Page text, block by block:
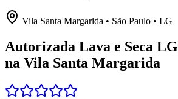
Vila Santa Margarida • São Paulo • LG
Autorizada Lava e Seca LG
na Vila Santa Margarida